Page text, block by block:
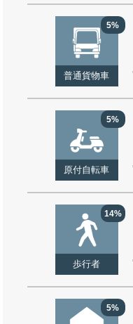
5%
普通貨物車
5%
原付自転車
14%
歩行者
5%